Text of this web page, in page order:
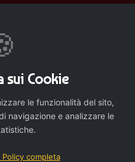
Dettagli aggiuntivi
sui Cookie
le funzionalità del sito,
navigazione e analizzare le
Policy completa